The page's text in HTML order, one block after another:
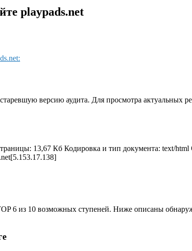
playpads.net
версию аудита. Для просмотра актуальных
13,67 Кб Кодировка и тип документа: text/html
6 из 10 возможных ступеней. Ниже описаны